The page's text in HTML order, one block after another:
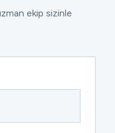
ekip sizinle